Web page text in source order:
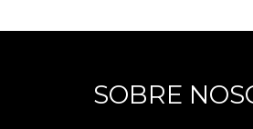
SOBRE